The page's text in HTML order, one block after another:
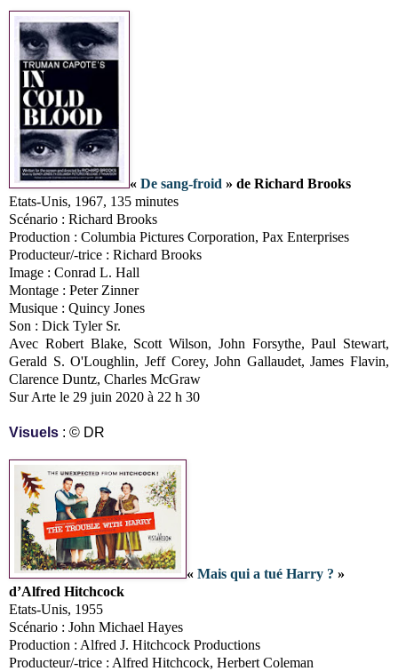
« De sang-froid » de Richard Brooks
Etats-Unis, 1967, 135 minutes
Scénario : Richard Brooks
Production : Columbia Pictures Corporation, Pax Enterprises
Producteur/-trice : Richard Brooks
Image : Conrad L. Hall
Montage : Peter Zinner
Musique : Quincy Jones
Son : Dick Tyler Sr.
Avec Robert Blake, Scott Wilson, John Forsythe, Paul Stewart,
Gerald S. O'Loughlin, Jeff Corey, John Gallaudet, James Flavin,
Clarence Duntz, Charles McGraw
Sur Arte le 29 juin 2020 à 22 h 30
Visuels : © DR
« Mais qui a tué Harry ? »
d’Alfred Hitchcock
Etats-Unis, 1955
Scénario : John Michael Hayes
Production : Alfred J. Hitchcock Productions
Producteur/-trice : Alfred Hitchcock, Herbert Coleman